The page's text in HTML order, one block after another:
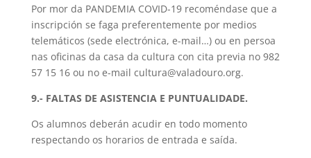
Por mor da PANDEMIA COVID-19 recoméndase que a
inscripción se faga preferentemente por medios
telemáticos (sede electrónica, e-mail…) ou en persoa
nas oficinas da casa da cultura con cita previa no 982
57 15 16 ou no e-mail cultura@valadouro.org.
9.- FALTAS DE ASISTENCIA E PUNTUALIDADE.
Os alumnos deberán acudir en todo momento
respectando os horarios de entrada e saída.